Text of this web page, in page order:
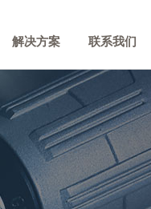
解决方案 联系我们